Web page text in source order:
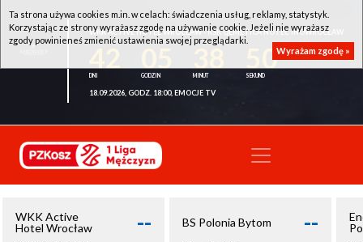
WKK ACTIVE HOTEL WROCŁAW - KSK QEMETICA NOTEĆ INOWROCŁAW
49
18.09.2026, GODZ. 18:00, EMOCJE TV
WKK Active
Hotel Wrocław
-- BS Polonia Bytom --
Ta strona używa cookies m.in. w celach: świadczenia usług, reklamy, statystyk.
Korzystając ze strony wyrażasz zgodę na używanie cookie. Jeżeli nie wyrażasz
zgody powinieneś zmienić ustawienia swojej przeglądarki.
Wyrażam zgodę »